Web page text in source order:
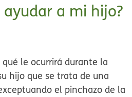
ayudar a mi hijo?
le ocurrirá durante la
hijo que se trata de una
el pinchazo de la